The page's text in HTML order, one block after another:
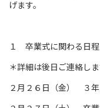
げます。
１ 卒業式に関わる日程
＊詳細は後日ご連絡し
２月２６日（金） ３年